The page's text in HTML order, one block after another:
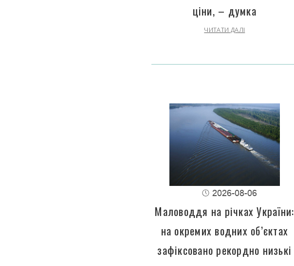
ціни, – думка
ЧИТАТИ ДАЛІ
2026-08-06
Маловоддя на річках України:
на окремих водних об’єктах
зафіксовано рекордно низькі